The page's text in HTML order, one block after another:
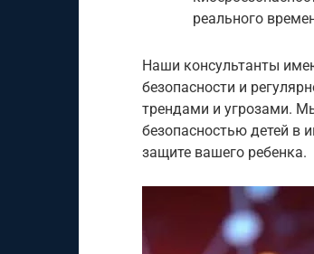
реального
Наши консультанты
безопасности и
трендами и угрозами.
безопасностью детей в
защите вашего ребенка.